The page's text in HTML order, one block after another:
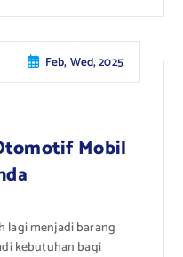
Feb, Wed, 2025
Mobil
lagi menjadi barang
kebutuhan bagi